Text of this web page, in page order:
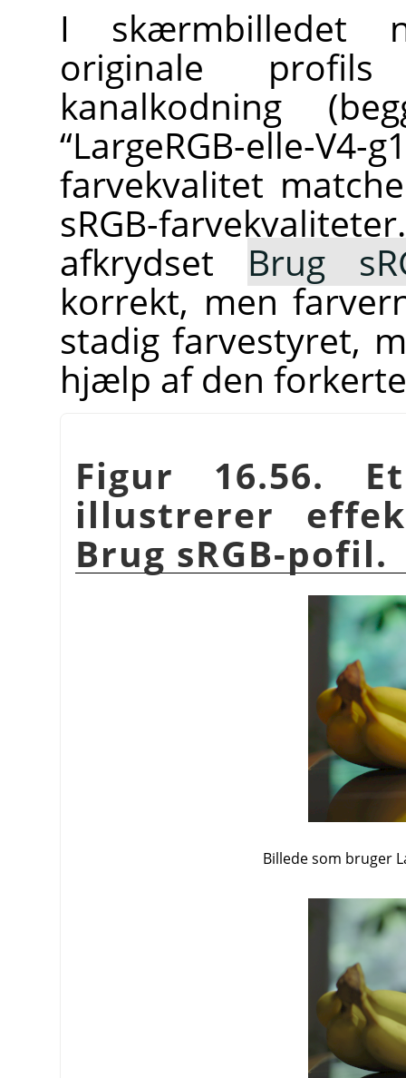
I skærmbilledet
originale profils
kanalkodning
“LargeRGB-elle-V4-
farvekvalitet
sRGB-
afkrydset Brug
korrekt, men
stadig farvestyret,
hjælp af den
Figur 16.56.
illustrerer
Brug sRGB-pofil.
Billede som bruger